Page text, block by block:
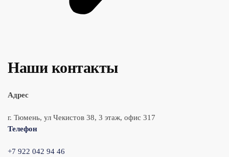
Наши контакты
Адрес
г. Тюмень, ул Чекистов 38, 3 этаж, офис 317
Телефон
+7 922 042 94 46